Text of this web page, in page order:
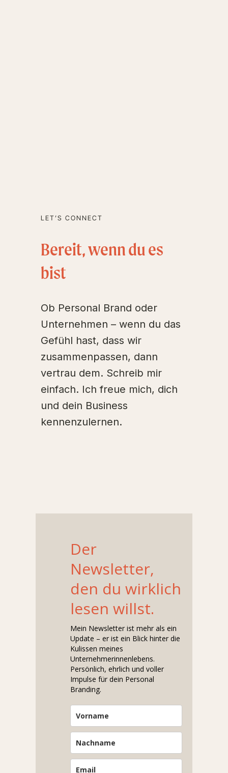
LET’S CONNECT
Bereit, wenn du es
bist
Ob Personal Brand oder
Unternehmen – wenn du das
Gefühl hast, dass wir
zusammenpassen, dann
vertrau dem. Schreib mir
einfach. Ich freue mich, dich
und dein Business
kennenzulernen.
Der
Newsletter,
den du wirklich
lesen willst.
Mein Newsletter ist mehr als ein
Update – er ist ein Blick hinter die
Kulissen meines
Unternehmerinnenlebens.
Persönlich, ehrlich und voller
Impulse für dein Personal
Branding.